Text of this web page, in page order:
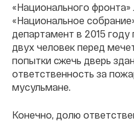
«Национального
«Национальное
департамент в 2015 году
двух человек перед
попытки сжечь дверь
ответственность за
мусульмане.
Конечно, долю